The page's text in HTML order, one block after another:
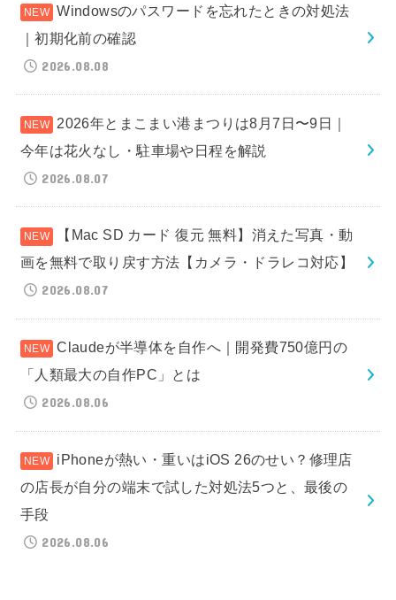
Windowsのパスワードを忘れたときの対処法
｜初期化前の確認
2026.08.08
2026年とまこまい港まつりは8月7日〜9日｜
今年は花火なし・駐車場や日程を解説
2026.08.07
【Mac SD カード 復元 無料】消えた写真・動
画を無料で取り戻す方法【カメラ・ドラレコ対応】
2026.08.07
Claudeが半導体を自作へ｜開発費750億円の
「人類最大の自作PC」とは
2026.08.06
iPhoneが熱い・重いはiOS 26のせい？修理店
の店長が自分の端末で試した対処法5つと、最後の
手段
2026.08.06